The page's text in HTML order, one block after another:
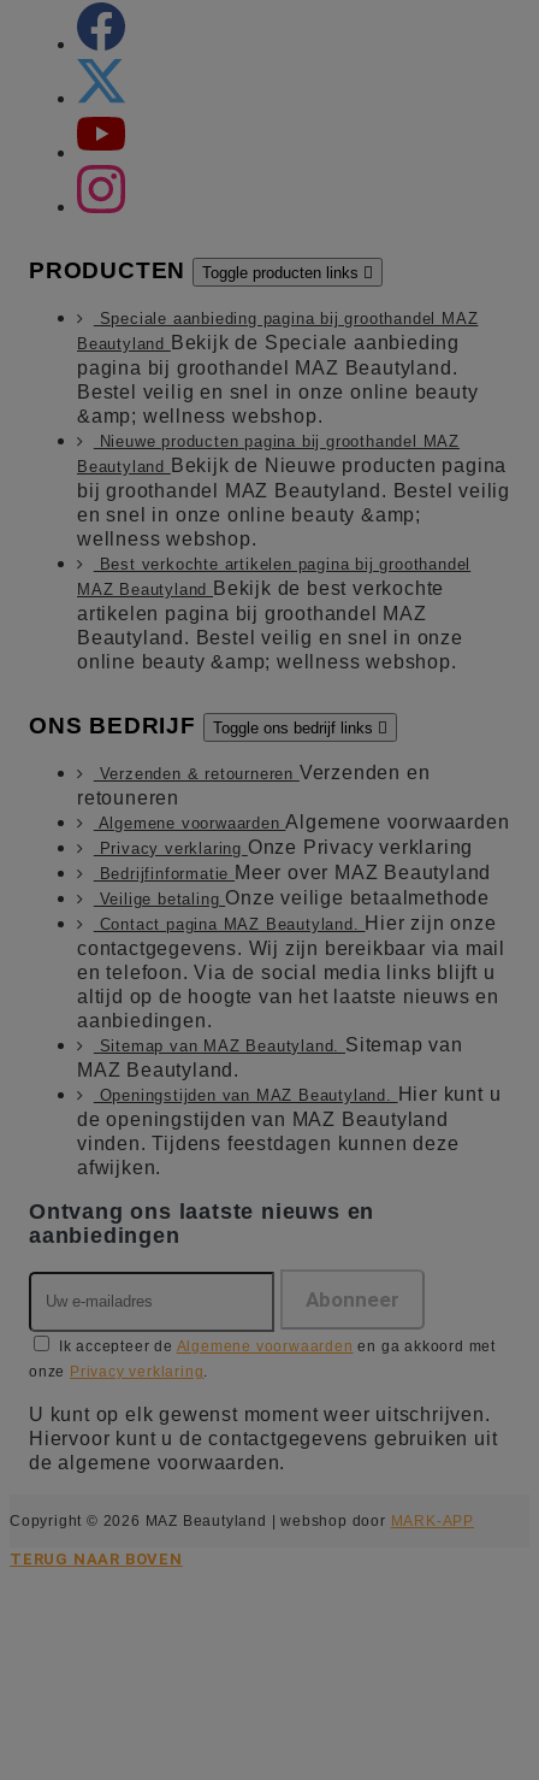
PRODUCTEN Toggle producten links 
Speciale aanbieding pagina bij groothandel MAZ
Beautyland
Bekijk de Speciale aanbieding
pagina bij groothandel MAZ Beautyland.
Bestel veilig en snel in onze online beauty
&amp; wellness webshop.
Nieuwe producten pagina bij groothandel MAZ
Beautyland
Bekijk de Nieuwe producten pagina
bij groothandel MAZ Beautyland. Bestel veilig
en snel in onze online beauty &amp;
wellness webshop.
Best verkochte artikelen pagina bij groothandel
MAZ Beautyland
Bekijk de best verkochte
artikelen pagina bij groothandel MAZ
Beautyland. Bestel veilig en snel in onze
online beauty &amp; wellness webshop.
ONS BEDRIJF Toggle ons bedrijf links 
Verzenden & retourneren Verzenden en
retouneren
Algemene voorwaardenAlgemene voorwaarden
Privacy verklaring Onze Privacy verklaring
Bedrijfinformatie Meer over MAZ Beautyland
Veilige betaling Onze veilige betaalmethode
Contact pagina MAZ Beautyland. Hier zijn onze
contactgegevens. Wij zijn bereikbaar via mail
en telefoon. Via de social media links blijft u
altijd op de hoogte van het laatste nieuws en
aanbiedingen.
Sitemap van MAZ Beautyland. Sitemap van
MAZ Beautyland.
Openingstijden van MAZ Beautyland.
Hier kunt u
de openingstijden van MAZ Beautyland
vinden. Tijdens feestdagen kunnen deze
afwijken.
Ontvang ons laatste nieuws en
aanbiedingen
Ik accepteer de Algemene voorwaarden en ga akkoord met
onze Privacy verklaring
U kunt op elk gewenst moment weer uitschrijven.
Hiervoor kunt u de contactgegevens gebruiken uit
de algemene voorwaarden.
Copyright © 2026 MAZ Beautyland | webshop door MARK-APP
TERUG NAAR BOVEN